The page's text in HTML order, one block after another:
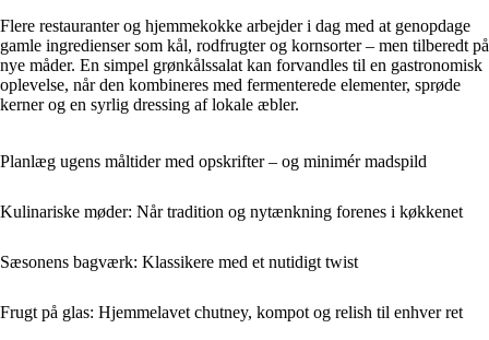
Flere restauranter og hjemmekokke arbejder i dag med at genopdage
gamle ingredienser som kål, rodfrugter og kornsorter – men tilberedt på
nye måder. En simpel grønkålssalat kan forvandles til en gastronomisk
oplevelse, når den kombineres med fermenterede elementer, sprøde
kerner og en syrlig dressing af lokale æbler.
Planlæg ugens måltider med opskrifter – og minimér madspild
Kulinariske møder: Når tradition og nytænkning forenes i køkkenet
Sæsonens bagværk: Klassikere med et nutidigt twist
Frugt på glas: Hjemmelavet chutney, kompot og relish til enhver ret